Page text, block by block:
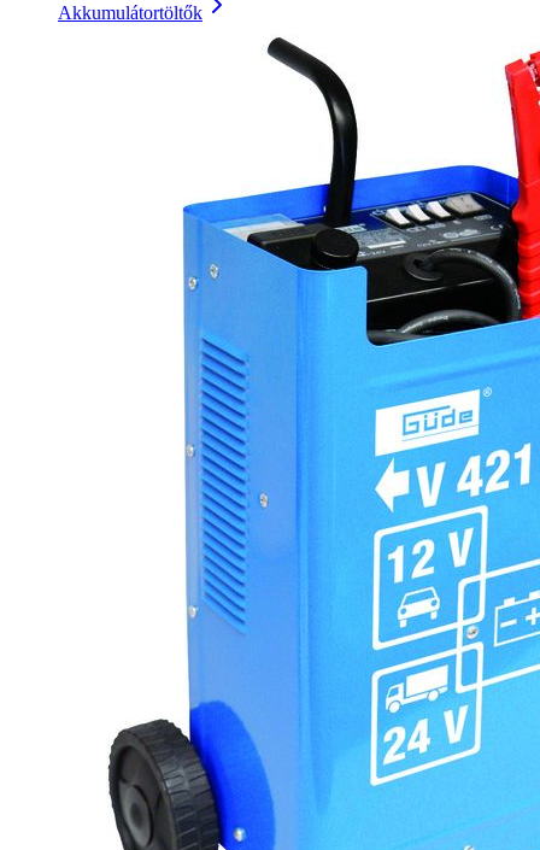
Akkumulátortöltők